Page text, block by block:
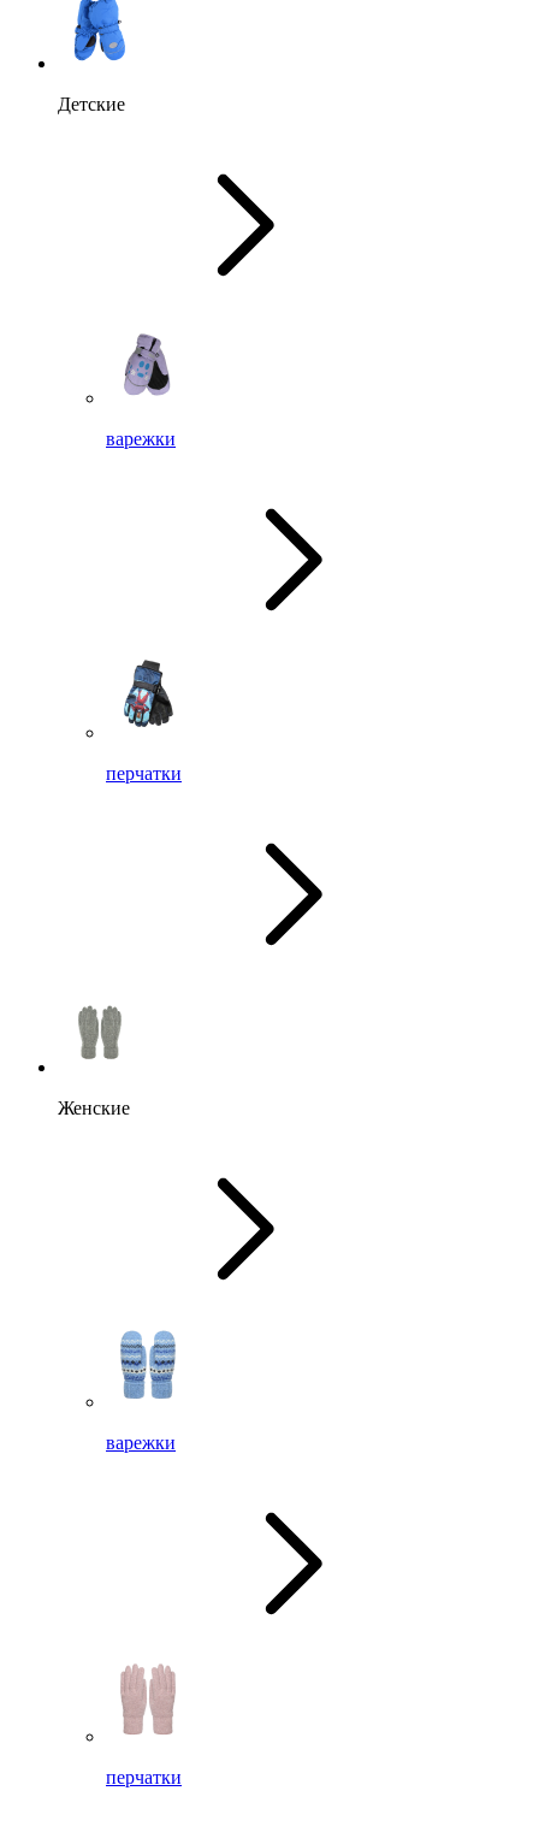
Детские
варежки
перчатки
Женские
варежки
перчатки